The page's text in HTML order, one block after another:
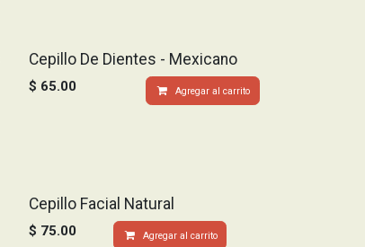
Cepillo De Dientes - Mexicano
$ 65.00 Agregar al carrito
Cepillo Facial Natural
$ 75.00 Agregar al carrito